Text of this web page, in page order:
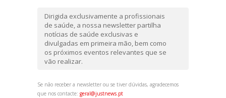
Dirigida exclusivamente a profissionais
de saúde, a nossa newsletter partilha
notícias de saúde exclusivas e
divulgadas em primeira mão, bem como
os próximos eventos relevantes que se
vão realizar.
Se não receber a newsletter ou se tiver dúvidas, agradecemos
que nos contacte: geral@justnews.pt